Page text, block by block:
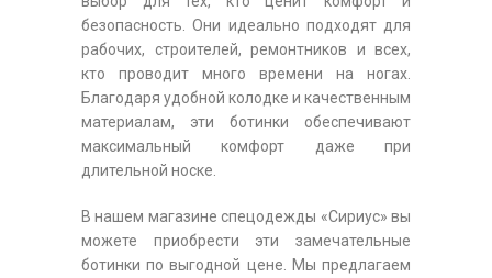
безопасность. Они идеально подходят для
рабочих, строителей, ремонтников и всех,
кто проводит много времени на ногах.
Благодаря удобной колодке и качественным
материалам, эти ботинки обеспечивают
максимальный комфорт даже при
длительной носке.
В нашем магазине спецодежды «Сириус» вы
можете приобрести эти замечательные
ботинки по выгодной цене. Мы предлагаем